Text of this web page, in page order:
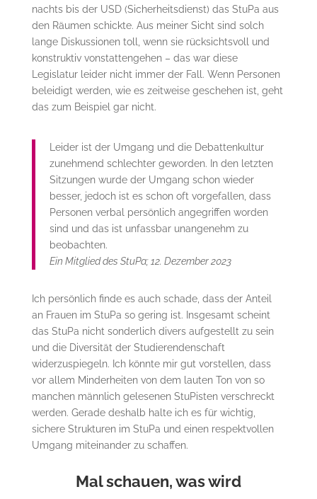
nachts bis der USD (Sicherheitsdienst) das StuPa aus
den Räumen schickte. Aus meiner Sicht sind solch
lange Diskussionen toll, wenn sie rücksichtsvoll und
konstruktiv vonstattengehen – das war diese
Legislatur leider nicht immer der Fall. Wenn Personen
beleidigt werden, wie es zeitweise geschehen ist, geht
das zum Beispiel gar nicht.
Leider ist der Umgang und die Debattenkultur
zunehmend schlechter geworden. In den letzten
Sitzungen wurde der Umgang schon wieder
besser, jedoch ist es schon oft vorgefallen, dass
Personen verbal persönlich angegriffen worden
sind und das ist unfassbar unangenehm zu
beobachten.
Ein Mitglied des StuPa; 12. Dezember 2023
Ich persönlich finde es auch schade, dass der Anteil
an Frauen im StuPa so gering ist. Insgesamt scheint
das StuPa nicht sonderlich divers aufgestellt zu sein
und die Diversität der Studierendenschaft
widerzuspiegeln. Ich könnte mir gut vorstellen, dass
vor allem Minderheiten von dem lauten Ton von so
manchen männlich gelesenen StuPisten verschreckt
werden. Gerade deshalb halte ich es für wichtig,
sichere Strukturen im StuPa und einen respektvollen
Umgang miteinander zu schaffen.
Mal schauen, was wird